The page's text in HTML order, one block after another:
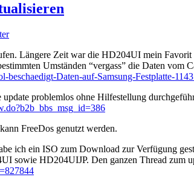
Längere Zeit war die HD204UI mein
Umständen “vergass” die Daten vom
Daten-auf-Samsung-Festplatte-
problemlos ohne Hilfestellung
FreeDos genutzt werden.
ich ein ISO zum Download zur Verfügung
sowie HD204UIJP. Den ganzen Thread zum